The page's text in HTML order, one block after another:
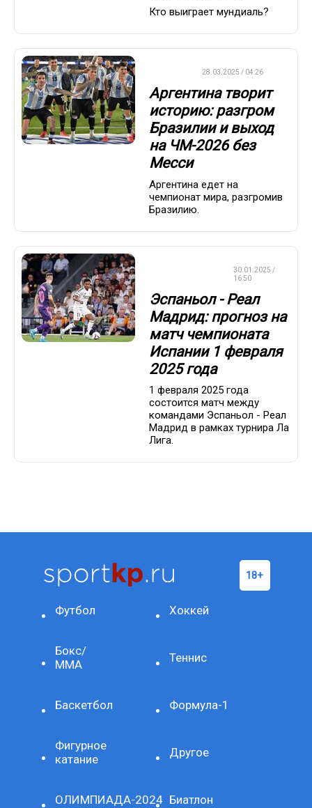
Кто выиграет мундиаль?
28.03.2025 / 04:26
Аргентина творит
историю: разгром
Бразилии и выход
на ЧМ-2026 без
Месси
Аргентина едет на
чемпионат мира, разгромив
Бразилию.
30.01.2025 /
16:50
Эспаньол - Реал
Мадрид: прогноз на
матч чемпионата
Испании 1 февраля
2025 года
1 февраля 2025 года
состоится матч между
командами Эспаньол - Реал
Мадрид в рамках турнира Ла
Лига.
Футбол Хоккей
Бокс/
ММА
Теннис
Баскетбол Формула-1
Фигурное
катание
Другое
ОЛИМПИАДА-2024 Биатлон